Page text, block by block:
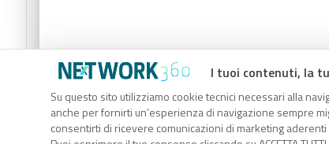
I tuoi contenuti, la
Su questo sito utilizziamo cookie tecnici necessari alla
anche per fornirti un’esperienza di navigazione sempre
consentirti di ricevere comunicazioni di marketing
Codice Rss
Clicca sul pulsante per copiare il link RSS negli appunti.
RSS link